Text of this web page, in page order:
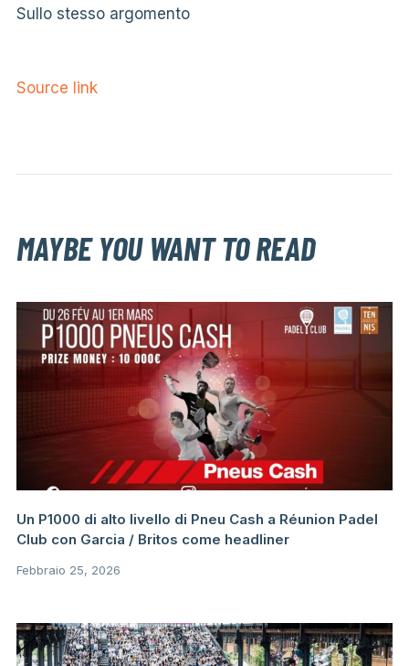
Sullo stesso argomento
Source link
MAYBE YOU WANT TO READ
Un P1000 di alto livello di Pneu Cash a Réunion Padel
Club con Garcia / Britos come headliner
Febbraio 25, 2026